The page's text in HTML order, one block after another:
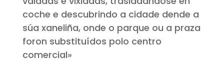
coche e descubrindo a cidade dende a
súa xaneliña, onde o parque ou a praza
foron substituídos polo centro
comercial»